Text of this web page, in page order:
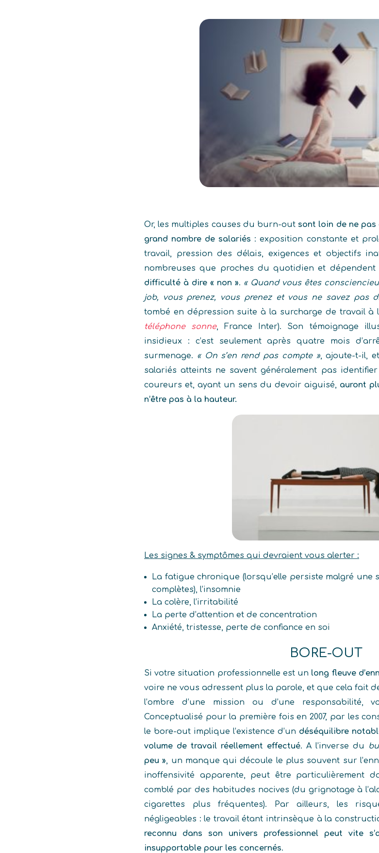
Or, les multiples causes du burn-out sont loin de ne pas
grand nombre de salariés : exposition constante et
travail, pression des délais, exigences et objectifs
nombreuses que proches du quotidien et
difficulté à dire « non ». « Quand vous êtes
job, vous prenez, vous prenez et vous ne savez pas
tombé en dépression suite à la surcharge de travail à
téléphone sonne, France Inter). Son témoignage
insidieux : c’est seulement après quatre mois
surmenage. « On s’en rend pas compte », ajoute-t-il,
salariés atteints ne savent généralement pas
coureurs et, ayant un sens du devoir aiguisé, auront
n’être pas à la hauteur.
Les signes & symptômes qui devraient vous alerter :
La fatigue chronique (lorsqu’elle persiste malgré une
complètes), l’insomnie
La colère, l’irritabilité
La perte d’attention et de concentration
Anxiété, tristesse, perte de confiance en soi
BORE-OUT
Si votre situation professionnelle est un long fleuve
voire ne vous adressent plus la parole, et que cela fait
l’ombre d’une mission ou d’une responsabilité,
Conceptualisé pour la première fois en 2007, par les
le bore-out implique l’existence d’un déséquilibre
volume de travail réellement effectué. A l’inverse du
peu », un manque qui découle le plus souvent sur
inoffensivité apparente, peut être particulièrement
comblé par des habitudes nocives (du grignotage à
cigarettes plus fréquentes). Par ailleurs, les
négligeables : le travail étant intrinsèque à la
reconnu dans son univers professionnel peut vite
insupportable pour les concernés.